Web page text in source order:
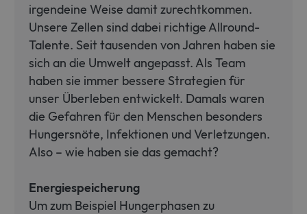
irgendeine Weise damit zurechtkommen.
Unsere Zellen sind dabei richtige Allround-
Talente. Seit tausenden von Jahren haben sie
sich an die Umwelt angepasst. Als Team
haben sie immer bessere Strategien für
unser Überleben entwickelt. Damals waren
die Gefahren für den Menschen besonders
Hungersnöte, Infektionen und Verletzungen.
Also – wie haben sie das gemacht?
Energiespeicherung
Um zum Beispiel Hungerphasen zu